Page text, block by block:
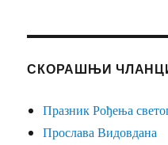
СКОРАШЊИ
Празник Рођења
Прослава Видовдана